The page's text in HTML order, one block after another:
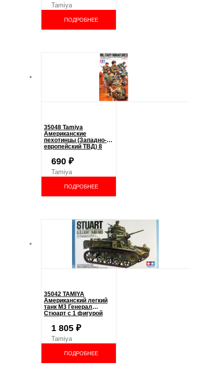
Tamiya
ПОДРОБНЕЕ
35048 Tamiya
Американские
пехотинцы (Западно-
европейский ТВД) 8
European Theater
690 ₽
Tamiya
ПОДРОБНЕЕ
35042 TAMIYA
Американский легкий
танк М3 Генерал
Стюарт с 1 фигурой
U.S. Light Tank M3
1 805 ₽
Tamiya
ПОДРОБНЕЕ